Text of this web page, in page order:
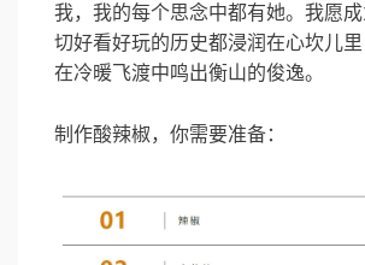
我，我的每个思念中都有她。我愿
切好看好玩的历史都浸润在心坎儿
在冷暖飞渡中鸣出衡山的俊逸。
制作酸辣椒，你需要准备：